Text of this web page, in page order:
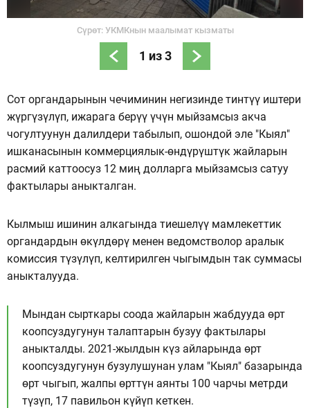
Сүрөт: УКМКнын маалымат кызматы
1 из3
Сот органдарынын чечиминин негизинде тинтүү иштери
жүргүзүлүп, ижарага берүү үчүн мыйзамсыз акча
чогултуунун далилдери табылып, ошондой эле "Кыял"
ишканасынын коммерциялык-өндүрүштүк жайларын
расмий каттоосуз 12 миң долларга мыйзамсыз сатуу
фактылары аныкталган.
Кылмыш ишинин алкагында тиешелүү мамлекеттик
органдардын өкүлдөрү менен ведомстволор аралык
комиссия түзүлүп, келтирилген чыгымдын так суммасы
аныкталууда.
Мындан сырткары соода жайларын жабдууда өрт
коопсуздугунун талаптарын бузуу фактылары
аныкталды. 2021-жылдын күз айларында өрт
коопсуздугунун бузулушунан улам "Кыял" базарында
өрт чыгып, жалпы өрттүн аянты 100 чарчы метрди
түзүп, 17 павильон күйүп кеткен.